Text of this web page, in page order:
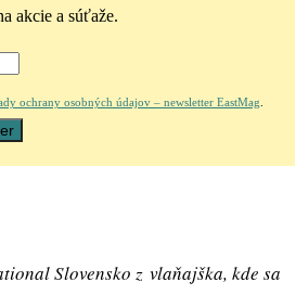
akcie a súťaže.
ochrany osobných údajov – newsletter EastMag
Slovensko z vlaňajška, kde sa